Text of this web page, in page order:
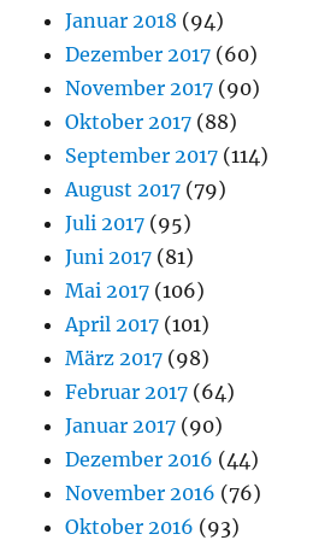
Januar 2018 (94)
Dezember 2017 (60)
November 2017 (90)
Oktober 2017 (88)
September 2017 (114)
August 2017 (79)
Juli 2017 (95)
Juni 2017 (81)
Mai 2017 (106)
April 2017 (101)
März 2017 (98)
Februar 2017 (64)
Januar 2017 (90)
Dezember 2016 (44)
November 2016 (76)
Oktober 2016 (93)